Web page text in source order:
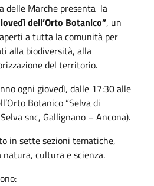
delle Marche presenta la
dell’Orto Botanico”, un
a tutta la comunità per
alla biodiversità, alla
del territorio.
ogni giovedì, dalle 17:30 alle
Botanico “Selva di
snc, Gallignano – Ancona).
in sette sezioni tematiche,
cultura e scienza.